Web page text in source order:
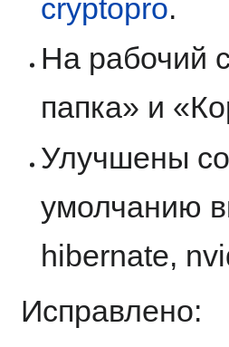
cryptopro.
На рабочий
папка» и
Улучшены
умолчанию
hibernate,
Исправлено: